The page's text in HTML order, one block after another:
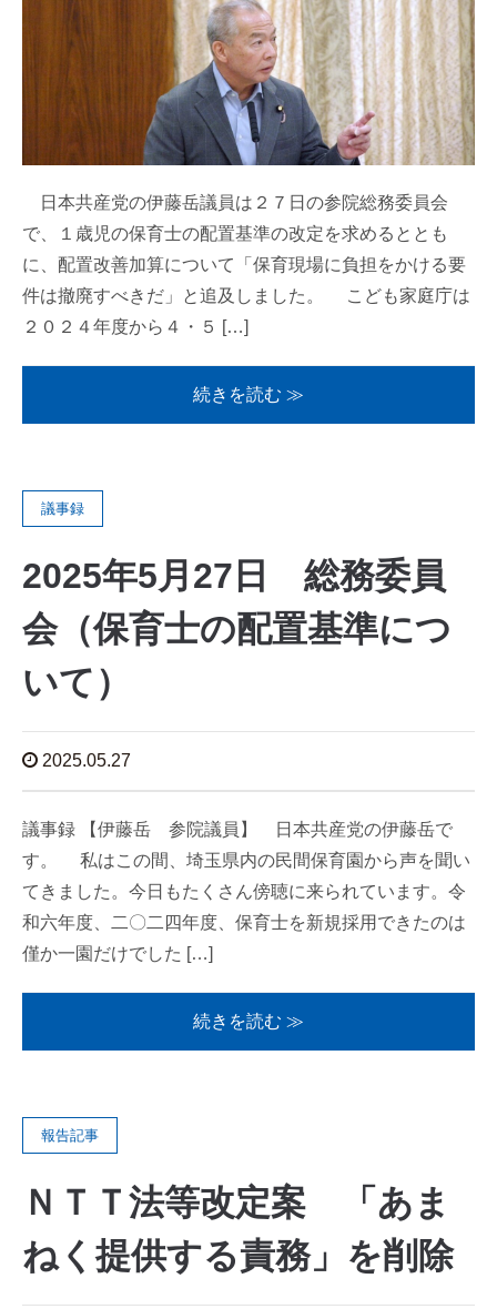
日本共産党の伊藤岳議員は２７日の参院総務委員会
で、１歳児の保育士の配置基準の改定を求めるととも
に、配置改善加算について「保育現場に負担をかける要
件は撤廃すべきだ」と追及しました。 こども家庭庁は
２０２４年度から４・５ […]
続きを読む ≫
議事録
2025年5月27日 総務委員
会（保育士の配置基準につ
いて）
2025.05.27
議事録 【伊藤岳 参院議員】 日本共産党の伊藤岳で
す。 私はこの間、埼玉県内の民間保育園から声を聞い
てきました。今日もたくさん傍聴に来られています。令
和六年度、二〇二四年度、保育士を新規採用できたのは
僅か一園だけでした […]
続きを読む ≫
報告記事
ＮＴＴ法等改定案 「あま
ねく提供する責務」を削除